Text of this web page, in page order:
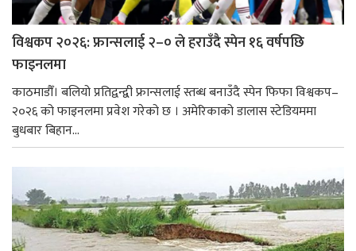
विश्वकप २०२६: फ्रान्सलाई २–० ले हराउँदै स्पेन १६ वर्षपछि
फाइनलमा
काठमाडौँ। बलियो प्रतिद्वन्द्वी फ्रान्सलाई स्तब्ध बनाउँदै स्पेन फिफा विश्वकप–
२०२६ को फाइनलमा प्रवेश गरेको छ । अमेरिकाको डालास स्टेडियममा
बुधबार बिहान...